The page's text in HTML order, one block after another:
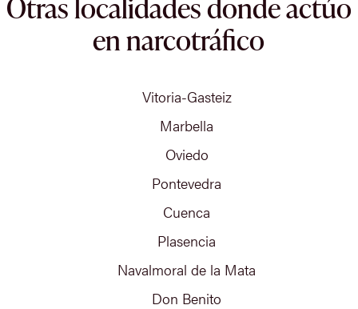
en narcotráfico
Vitoria-Gasteiz
Marbella
Oviedo
Pontevedra
Cuenca
Plasencia
Navalmoral de la Mata
Don Benito